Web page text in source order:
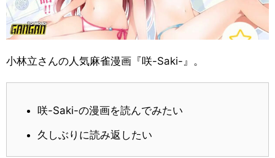
小林立さんの人気麻雀漫画『咲-Saki-』。
咲-Saki-の漫画を読んでみたい
久しぶりに読み返したい